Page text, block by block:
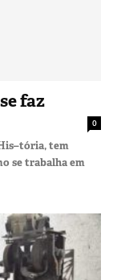
faz
0
tem
se trabalha em